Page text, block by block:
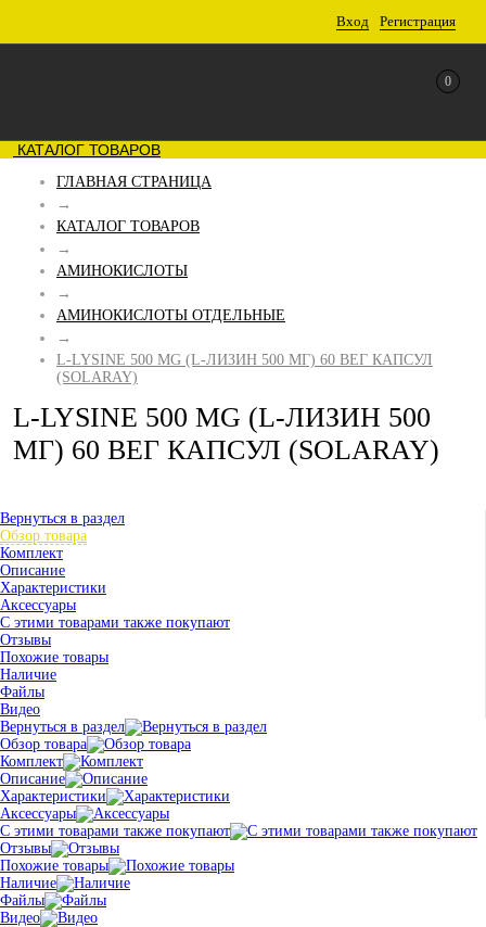
Вход Регистрация
0
КАТАЛОГ ТОВАРОВ
ГЛАВНАЯ СТРАНИЦА
→
КАТАЛОГ ТОВАРОВ
→
АМИНОКИСЛОТЫ
→
АМИНОКИСЛОТЫ ОТДЕЛЬНЫЕ
→
L-LYSINE 500 MG (L-ЛИЗИН 500 МГ) 60 ВЕГ КАПСУЛ
(SOLARAY)
L-LYSINE 500 MG (L-ЛИЗИН 500
МГ) 60 ВЕГ КАПСУЛ (SOLARAY)
Вернуться в раздел
Обзор товара
Комплект
Описание
Характеристики
Аксессуары
С этими товарами также покупают
Отзывы
Похожие товары
Наличие
Файлы
Видео
Вернуться в раздел
Обзор товара
Комплект
Описание
Характеристики
Аксессуары
С этими товарами также покупают
Отзывы
Похожие товары
Наличие
Файлы
Видео